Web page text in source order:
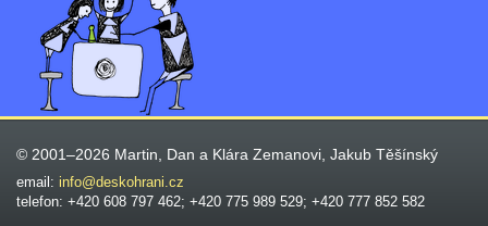
© 2001–2026 Martin, Dan a Klára Zemanovi, Jakub Těšínský
email: info@deskohrani.cz
telefon: +420 608 797 462; +420 775 989 529; +420 777 852 582